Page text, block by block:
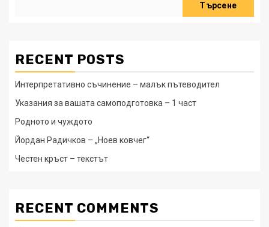
Търсене
RECENT POSTS
Интерпретативно съчинение – малък пътеводител
Указания за вашата самоподготовка – 1 част
Родното и чуждото
Йордан Радичков – „Ноев ковчег“
Честен кръст – текстът
RECENT COMMENTS